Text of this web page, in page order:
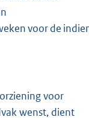
voor de
voor
wenst, dient